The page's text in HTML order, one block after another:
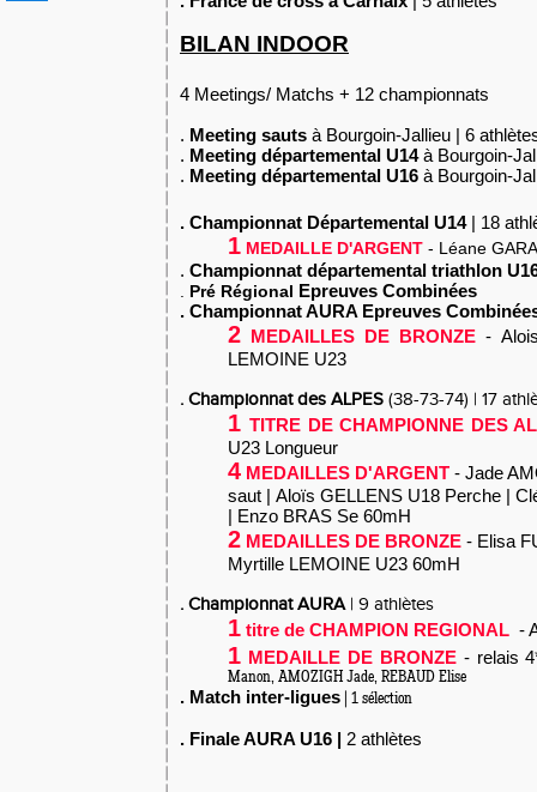
BILAN INDOOR
4 Meetings/ Matchs + 12 championnats
. Meeting sauts à Bourgoin-Jallieu | 6
. Meeting départemental U14à Bourgoin-
. Meeting départemental U16 à Bourgoin-
. Championnat Départemental U14| 18
1 MEDAILLE D'ARGENT - Léane
. Championnat départemental triathlon
Pré Régional Epreuves Combinées
. Championnat AURA Epreuves
2 MEDAILLES DE BRONZE -
LEMOINE U23
. Championnat des ALPES (38-73-74) | 17
1 TITRE DE CHAMPIONNE DES
U23 Longueur
4 MEDAILLES D'ARGENT - Jade
saut | Aloïs GELLENS U18 Perche |
| Enzo BRAS Se 60mH
2 MEDAILLES DE BRONZE - Elisa
Myrtille LEMOINE U23 60mH
. Championnat AURA| 9 athlètes
1 titre de CHAMPION REGIONAL -
1 MEDAILLE DE BRONZE- relais
Manon, AMOZIGH Jade, REBAUD Elise
. Match inter-ligues | 1 sélection
. Finale AURA U16 | 2 athlètes